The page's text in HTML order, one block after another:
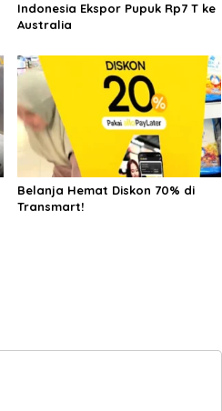
Indonesia Ekspor Pupuk Rp7 T ke
Australia
Belanja Hemat Diskon 70% di
Transmart!